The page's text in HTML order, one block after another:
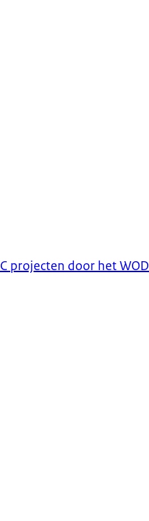
projecten door het